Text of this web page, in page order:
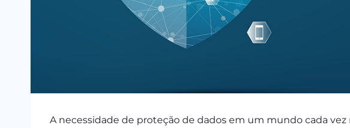
A necessidade de proteção de dados em um mundo cada